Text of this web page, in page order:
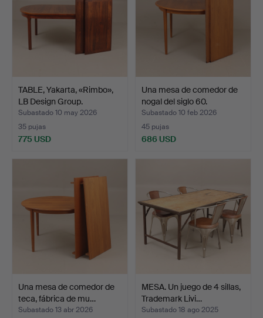
TABLE, Yakarta, «Rimbo»,
LB Design Group.
Subastado 10 may 2026
35 pujas
775 USD
Una mesa de comedor de
nogal del siglo 60.
Subastado 10 feb 2026
45 pujas
686 USD
Una mesa de comedor de
teca, fábrica de mu…
Subastado 13 abr 2026
MESA. Un juego de 4 sillas,
Trademark Livi…
Subastado 18 ago 2025